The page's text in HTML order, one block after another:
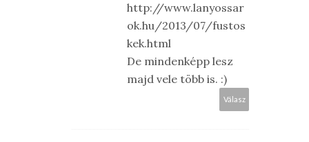
http://www.lanyossar
ok.hu/2013/07/fustos
kek.html
De mindenképp lesz
majd vele több is. :)
Válasz